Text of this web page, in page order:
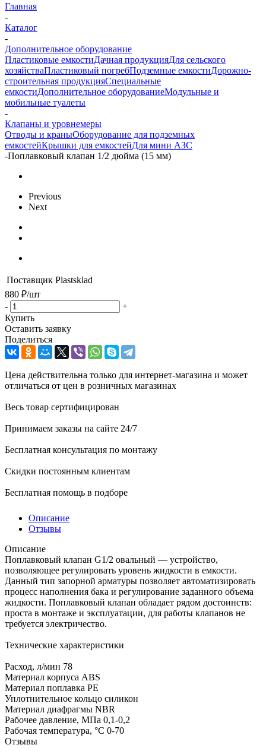
Главная
-
Каталог
-
Дополнительное оборудование
Пластиковые емкостиДачная продукцияДля сельского
хозяйстваПластиковый погребПодземные емкостиДорожно-
строительная продукцияСпециальные
емкостиДополнительное оборудованиеМодульные и
мобильные туалеты
-
Клапаны и уровнемеры
Отводы и краныОборудование для подземных
емкостейКрышки для емкостейДля мини АЗС
-Поплавковый клапан 1/2 дюйма (15 мм)
Previous
Next
Поставщик Plastsklad
880 ₽/шт
-
+
Купить
Оставить заявку
Поделиться
Цена действительна только для интернет-магазина и может
отличаться от цен в розничных магазинах
Весь товар сертифицирован
Принимаем заказы на сайте 24/7
Бесплатная консультация по монтажу
Скидки постоянным клиентам
Бесплатная помощь в подборе
Описание
Отзывы
Описание
Поплавковый клапан G1/2 овальный — устройство,
позволяющее регулировать уровень жидкости в емкости.
Данный тип запорной арматуры позволяет автоматизировать
процесс наполнения бака и регулирование заданного объема
жидкости. Поплавковый клапан обладает рядом достоинств:
проста в монтаже и эксплуатации, для работы клапанов не
требуется электричество.
Технические характеристики
Расход, л/мин 78
Материал корпуса ABS
Материал поплавка PE
Уплотнительное кольцо силикон
Материал диафрагмы NBR
Рабочее давление, МПа 0,1-0,2
Рабочая температура, °C 0-70
Отзывы